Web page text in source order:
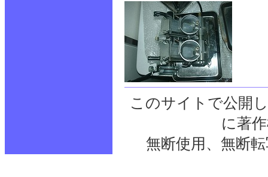
このサイトで公開
に著
無断使用、無断